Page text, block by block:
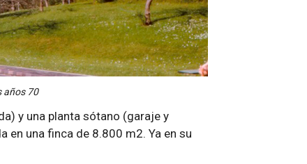
años 70
y una planta sótano (garaje y
una finca de 8.800 m2. Ya en su